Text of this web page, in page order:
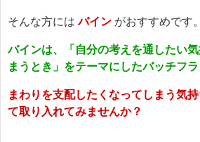
そんな方にはバイン がおすすめです。
バインは、「自分の考えを通したい
まうとき」をテーマにしたバッチフラ
まわりを支配したくなってしまう気
て取り入れてみませんか？